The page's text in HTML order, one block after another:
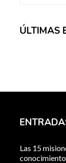
ÚLTIMAS
Las 15